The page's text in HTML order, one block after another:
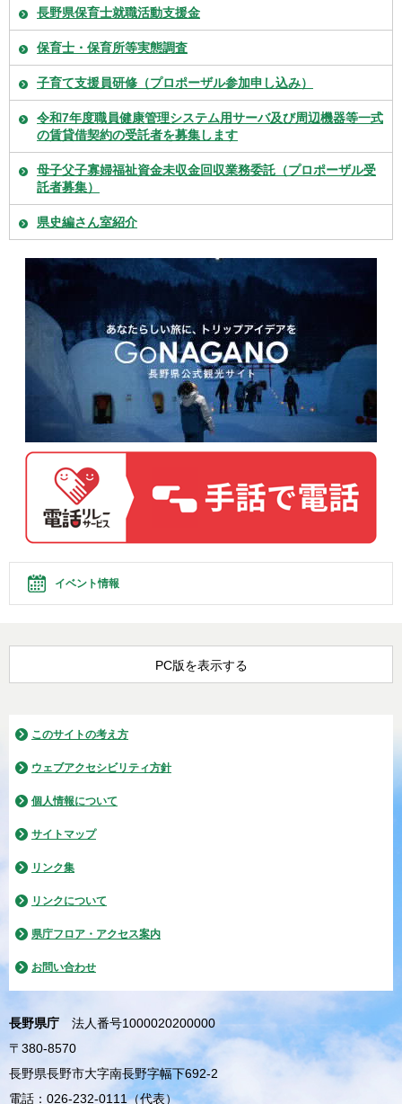
長野県保育士就職活動支援金
保育士・保育所等実態調査
子育て支援員研修（プロポーザル参加申し込み）
令和7年度職員健康管理システム用サーバ及び周辺機器等一式
の賃貸借契約の受託者を募集します
母子父子寡婦福祉資金未収金回収業務委託（プロポーザル受
託者募集）
県史編さん室紹介
イベント情報
PC版を表示する
このサイトの考え方
ウェブアクセシビリティ方針
個人情報について
サイトマップ
リンク集
リンクについて
県庁フロア・アクセス案内
お問い合わせ
長野県庁
法人番号1000020200000
〒380-8570
長野県長野市大字南長野字幅下692-2
電話：026-232-0111（代表）